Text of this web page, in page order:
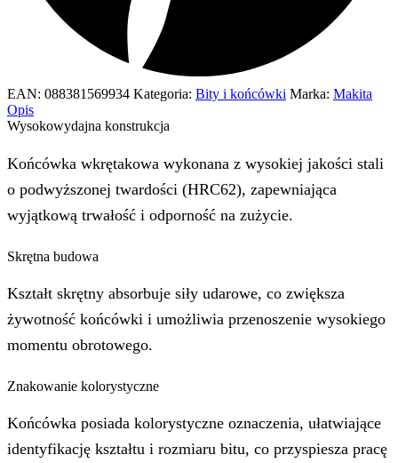
EAN: 088381569934 Kategoria: Bity i końcówki Marka: Makita
Opis
Wysokowydajna konstrukcja
Końcówka wkrętakowa wykonana z wysokiej jakości stali
o podwyższonej twardości (HRC62), zapewniająca
wyjątkową trwałość i odporność na zużycie.
Skrętna budowa
Kształt skrętny absorbuje siły udarowe, co zwiększa
żywotność końcówki i umożliwia przenoszenie wysokiego
momentu obrotowego.
Znakowanie kolorystyczne
Końcówka posiada kolorystyczne oznaczenia, ułatwiające
identyfikację kształtu i rozmiaru bitu, co przyspiesza pracę